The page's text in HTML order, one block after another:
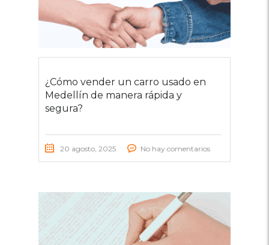
¿Cómo vender un carro usado en
Medellín de manera rápida y
segura?
20 agosto, 2025 No hay comentarios